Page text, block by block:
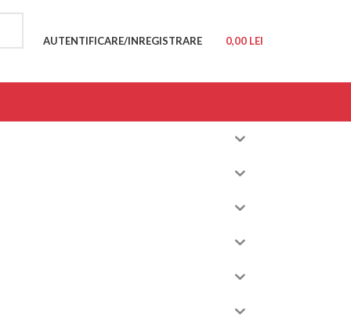
AUTENTIFICARE/INREGISTRARE 0,00 LEI